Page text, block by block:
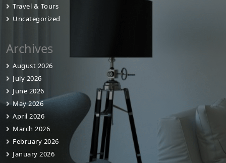
Travel & Tours
Uncategorized
Archives
August 2026
July 2026
June 2026
May 2026
April 2026
March 2026
February 2026
January 2026